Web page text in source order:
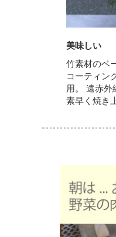
美味しい
竹素材のベ
コーティン
用。 遠赤
素早く焼き